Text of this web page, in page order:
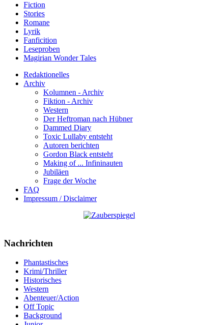
Fiction
Stories
Romane
Lyrik
Fanficition
Leseproben
Magirian Wonder Tales
Redaktionelles
Archiv
Kolumnen - Archiv
Fiktion - Archiv
Western
Der Heftroman nach Hübner
Dammed Diary
Toxic Lullaby entsteht
Autoren berichten
Gordon Black entsteht
Making of ... Infininauten
Jubiläen
Frage der Woche
FAQ
Impressum / Disclaimer
Nachrichten
Phantastisches
Krimi/Thriller
Historisches
Western
Abenteuer/Action
Off Topic
Background